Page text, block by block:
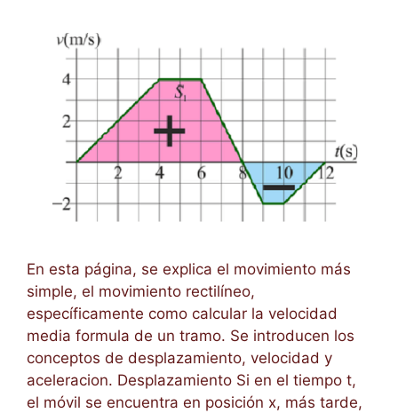
En esta página, se explica el movimiento más
simple, el movimiento rectilíneo,
específicamente como calcular la velocidad
media formula de un tramo. Se introducen los
conceptos de desplazamiento, velocidad y
aceleracion. Desplazamiento Si en el tiempo t,
el móvil se encuentra en posición x, más tarde,